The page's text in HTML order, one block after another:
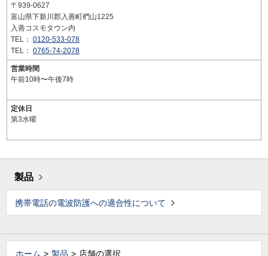
〒939-0627
富山県下新川郡入善町椚山1225
入善コスモタウン内
TEL： 0120-533-078
TEL： 0765-74-2078
営業時間
午前10時〜午後7時
定休日
第3水曜
製品
携帯電話の電波防護への適合性について
ホーム 製品 店舗の選択